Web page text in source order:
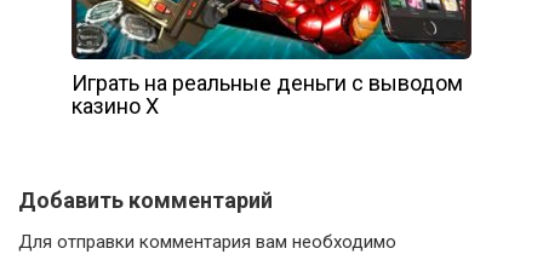
Играть на реальные деньги с выводом
казино Х
Добавить комментарий
Для отправки комментария вам необходимо